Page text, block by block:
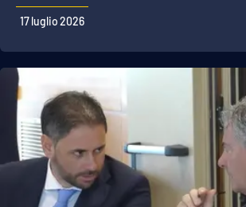
17 luglio 2026